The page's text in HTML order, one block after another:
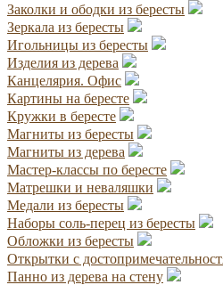
Заколки и ободки из бересты
Зеркала из бересты
Игольницы из бересты
Изделия из дерева
Канцелярия. Офис
Картины на бересте
Кружки в бересте
Магниты из бересты
Магниты из дерева
Мастер-классы по бересте
Матрешки и неваляшки
Медали из бересты
Наборы соль-перец из бересты
Обложки из бересты
Открытки с
Панно из дерева на стену